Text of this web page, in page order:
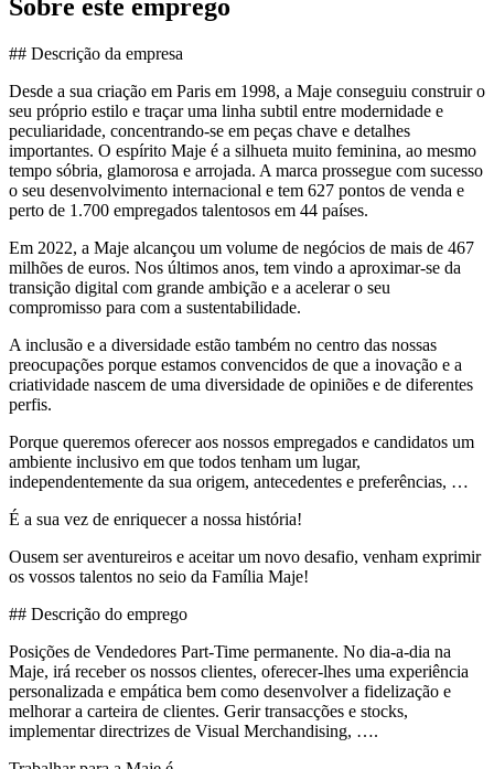
Sobre este emprego
## Descrição da empresa
Desde a sua criação em Paris em 1998, a Maje conseguiu construir o
seu próprio estilo e traçar uma linha subtil entre modernidade e
peculiaridade, concentrando-se em peças chave e detalhes
importantes. O espírito Maje é a silhueta muito feminina, ao mesmo
tempo sóbria, glamorosa e arrojada. A marca prossegue com sucesso
o seu desenvolvimento internacional e tem 627 pontos de venda e
perto de 1.700 empregados talentosos em 44 países.
Em 2022, a Maje alcançou um volume de negócios de mais de 467
milhões de euros. Nos últimos anos, tem vindo a aproximar-se da
transição digital com grande ambição e a acelerar o seu
compromisso para com a sustentabilidade.
A inclusão e a diversidade estão também no centro das nossas
preocupações porque estamos convencidos de que a inovação e a
criatividade nascem de uma diversidade de opiniões e de diferentes
perfis.
Porque queremos oferecer aos nossos empregados e candidatos um
ambiente inclusivo em que todos tenham um lugar,
independentemente da sua origem, antecedentes e preferências, …
É a sua vez de enriquecer a nossa história!
Ousem ser aventureiros e aceitar um novo desafio, venham exprimir
os vossos talentos no seio da Família Maje!
## Descrição do emprego
Posições de Vendedores Part-Time permanente. No dia-a-dia na
Maje, irá receber os nossos clientes, oferecer-lhes uma experiência
personalizada e empática bem como desenvolver a fidelização e
melhorar a carteira de clientes. Gerir transacções e stocks,
implementar directrizes de Visual Merchandising, ….